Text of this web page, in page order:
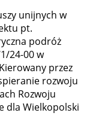
unijnych w
pt.
podróż
24-00 w
przez
rozwoju
Rozwoju
dla Wielkopolski